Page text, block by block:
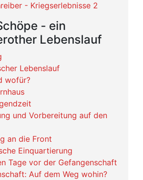
- Kriegserlebnisse 2
- ein
Lebenslauf
Lebenslauf
wofür?
und Vorbereitung auf den
an die Front
Einquartierung
Tage vor der Gefangenschaft
Auf dem Weg wohin?